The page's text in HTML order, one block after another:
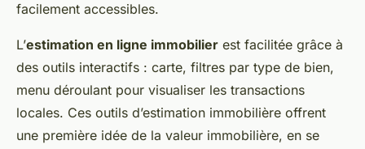
facilement accessibles.
L’estimation en ligne immobilier est facilitée grâce à
des outils interactifs : carte, filtres par type de bien,
menu déroulant pour visualiser les transactions
locales. Ces outils d’estimation immobilière offrent
une première idée de la valeur immobilière, en se